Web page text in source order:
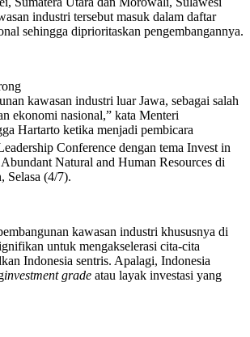
industri tersebut masuk dalam daftar
sehingga diprioritaskan pengembangannya.
kawasan industri luar Jawa, sebagai salah
ekonomi nasional,” kata Menteri
Hartarto ketika menjadi pembicara
Conference dengan tema Invest in
Natural and Human Resources di
Selasa (4/7).
kawasan industri khususnya di
untuk mengakselerasi cita-cita
Indonesia sentris. Apalagi, Indonesia
investment grade atau layak investasi yang